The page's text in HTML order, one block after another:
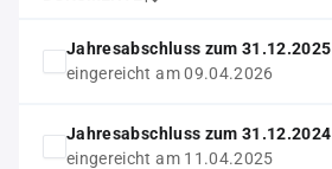
Jahresabschluss zum 31.12.2025
eingereicht am 09.04.2026
Jahresabschluss zum 31.12.2024
eingereicht am 11.04.2025